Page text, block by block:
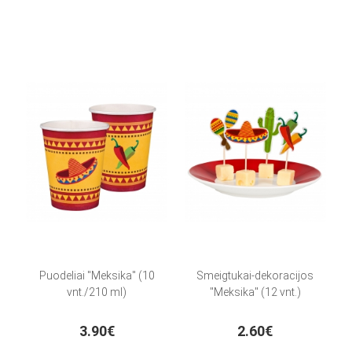
Puodeliai "Meksika" (10
vnt./210 ml)
3.90€
Smeigtukai-dekoracijos
"Meksika" (12 vnt.)
2.60€